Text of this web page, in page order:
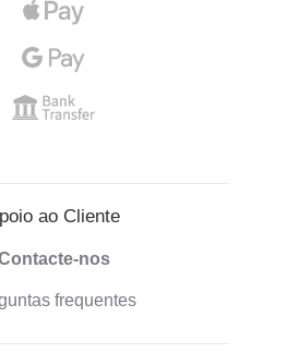
ao Cliente
nos
frequentes